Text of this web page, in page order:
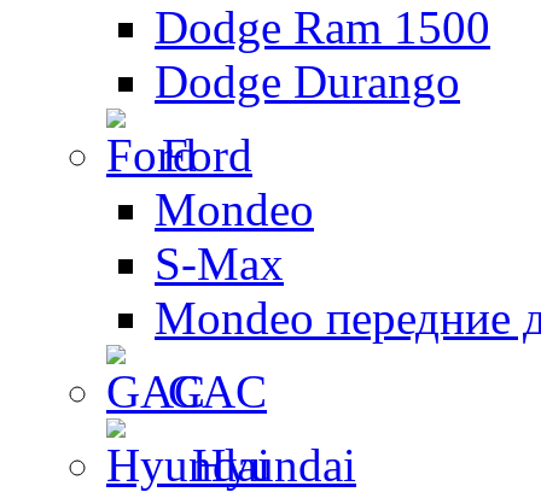
Dodge Ram 1500
Dodge Durango
Ford
Mondeo
S-Max
Mondeo передние
GAC
Hyundai